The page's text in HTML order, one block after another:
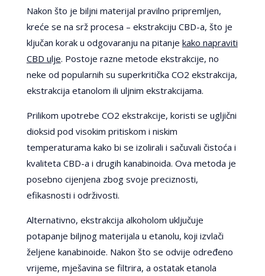
Nakon što je biljni materijal pravilno pripremljen,
kreće se na srž procesa – ekstrakciju CBD-a, što je
ključan korak u odgovaranju na pitanje kako napraviti
CBD ulje. Postoje razne metode ekstrakcije, no
neke od popularnih su superkritička CO2 ekstrakcija,
ekstrakcija etanolom ili uljnim ekstrakcijama.
Prilikom upotrebe CO2 ekstrakcije, koristi se ugljični
dioksid pod visokim pritiskom i niskim
temperaturama kako bi se izolirali i sačuvali čistoća i
kvaliteta CBD-a i drugih kanabinoida. Ova metoda je
posebno cijenjena zbog svoje preciznosti,
efikasnosti i održivosti.
Alternativno, ekstrakcija alkoholom uključuje
potapanje biljnog materijala u etanolu, koji izvlači
željene kanabinoide. Nakon što se odvije određeno
vrijeme, mješavina se filtrira, a ostatak etanola